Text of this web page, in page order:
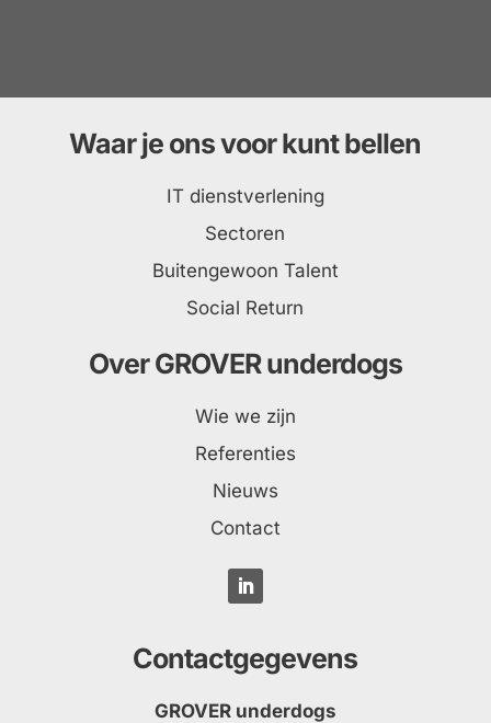
Waar je ons voor kunt bellen
IT dienstverlening
Sectoren
Buitengewoon Talent
Social Return
Over GROVER underdogs
Wie we zijn
Referenties
Nieuws
Contact
Contactgegevens
GROVER underdogs